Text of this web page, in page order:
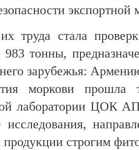
экспортной
их труда стала
тонны,
зарубежья:
моркови прошла
лаборатории ЦОК
исследования,
продукции строгим